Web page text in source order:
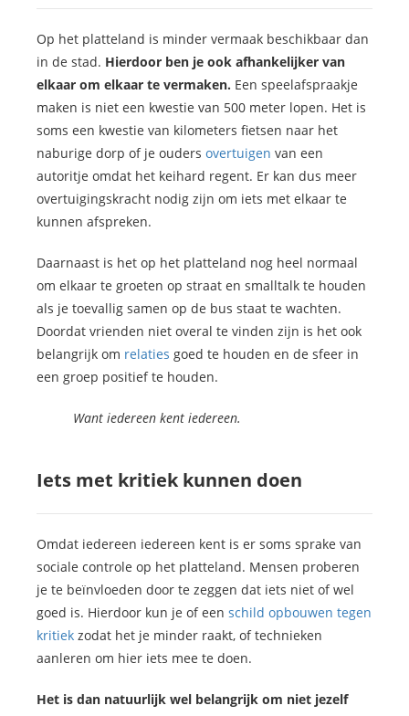
Op het platteland is minder vermaak beschikbaar dan
in de stad. Hierdoor ben je ook afhankelijker van
elkaar om elkaar te vermaken. Een speelafspraakje
maken is niet een kwestie van 500 meter lopen. Het is
soms een kwestie van kilometers fietsen naar het
naburige dorp of je ouders overtuigen van een
autoritje omdat het keihard regent. Er kan dus meer
overtuigingskracht nodig zijn om iets met elkaar te
kunnen afspreken.
Daarnaast is het op het platteland nog heel normaal
om elkaar te groeten op straat en smalltalk te houden
als je toevallig samen op de bus staat te wachten.
Doordat vrienden niet overal te vinden zijn is het ook
belangrijk om relaties goed te houden en de sfeer in
een groep positief te houden.
Want iedereen kent iedereen.
Iets met kritiek kunnen doen
Omdat iedereen iedereen kent is er soms sprake van
sociale controle op het platteland. Mensen proberen
je te beïnvloeden door te zeggen dat iets niet of wel
goed is. Hierdoor kun je of een schild opbouwen tegen
kritiek zodat het je minder raakt, of technieken
aanleren om hier iets mee te doen.
Het is dan natuurlijk wel belangrijk om niet jezelf